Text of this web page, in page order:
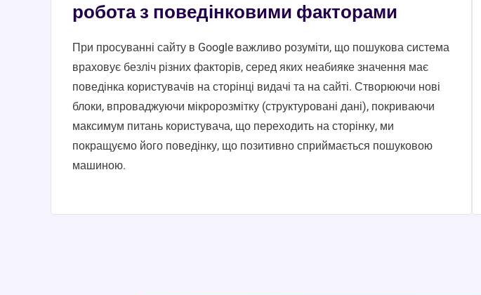
робота з поведінковими факторами
При просуванні сайту в Google важливо розуміти, що пошукова система
враховує безліч різних факторів, серед яких неабияке значення має
поведінка користувачів на сторінці видачі та на сайті. Створюючи нові
блоки, впроваджуючи мікророзмітку (структуровані дані), покриваючи
максимум питань користувача, що переходить на сторінку, ми
покращуємо його поведінку, що позитивно сприймається пошуковою
машиною.